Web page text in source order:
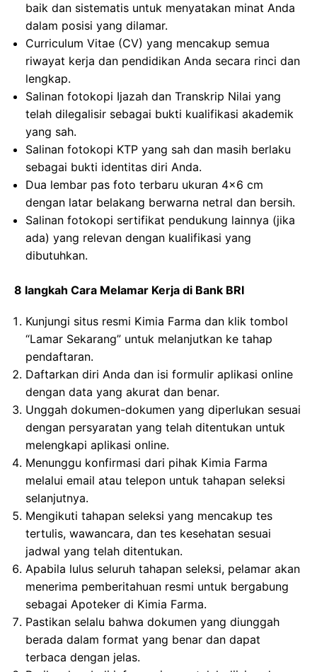
baik dan sistematis untuk menyatakan minat Anda
dalam posisi yang dilamar.
Curriculum Vitae (CV) yang mencakup semua
riwayat kerja dan pendidikan Anda secara rinci dan
lengkap.
Salinan fotokopi Ijazah dan Transkrip Nilai yang
telah dilegalisir sebagai bukti kualifikasi akademik
yang sah.
Salinan fotokopi KTP yang sah dan masih berlaku
sebagai bukti identitas diri Anda.
Dua lembar pas foto terbaru ukuran 4×6 cm
dengan latar belakang berwarna netral dan bersih.
Salinan fotokopi sertifikat pendukung lainnya (jika
ada) yang relevan dengan kualifikasi yang
dibutuhkan.
8 langkah Cara Melamar Kerja di Bank BRI
Kunjungi situs resmi Kimia Farma dan klik tombol
“Lamar Sekarang” untuk melanjutkan ke tahap
pendaftaran.
Daftarkan diri Anda dan isi formulir aplikasi online
dengan data yang akurat dan benar.
Unggah dokumen-dokumen yang diperlukan sesuai
dengan persyaratan yang telah ditentukan untuk
melengkapi aplikasi online.
Menunggu konfirmasi dari pihak Kimia Farma
melalui email atau telepon untuk tahapan seleksi
selanjutnya.
Mengikuti tahapan seleksi yang mencakup tes
tertulis, wawancara, dan tes kesehatan sesuai
jadwal yang telah ditentukan.
Apabila lulus seluruh tahapan seleksi, pelamar akan
menerima pemberitahuan resmi untuk bergabung
sebagai Apoteker di Kimia Farma.
Pastikan selalu bahwa dokumen yang diunggah
berada dalam format yang benar dan dapat
terbaca dengan jelas.